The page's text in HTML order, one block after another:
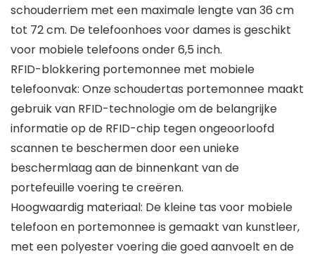
schouderriem met een maximale lengte van 36 cm
tot 72 cm. De telefoonhoes voor dames is geschikt
voor mobiele telefoons onder 6,5 inch.
RFID-blokkering portemonnee met mobiele
telefoonvak: Onze schoudertas portemonnee maakt
gebruik van RFID-technologie om de belangrijke
informatie op de RFID-chip tegen ongeoorloofd
scannen te beschermen door een unieke
beschermlaag aan de binnenkant van de
portefeuille voering te creëren.
Hoogwaardig materiaal: De kleine tas voor mobiele
telefoon en portemonnee is gemaakt van kunstleer,
met een polyester voering die goed aanvoelt en de